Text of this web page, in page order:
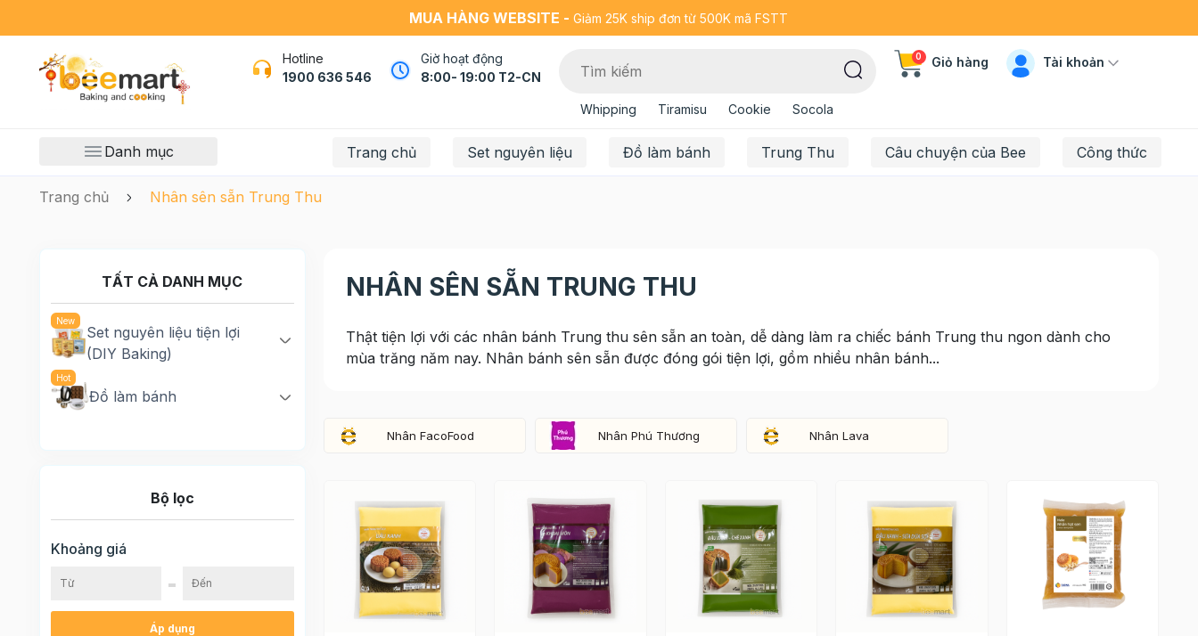
MUA HÀNG WEBSITE - Giảm 25K ship đơn từ 500K mã FSTT
Hotline
1900 636 546
Giờ hoạt động
8:00- 19:00 T2-CN
Whipping Tiramisu Cookie Socola
0 Giỏ hàng Tài khoản
Danh mục Trang chủ Set nguyên liệu Đồ làm bánh Trung Thu Câu chuyện của Bee Công thức
Trang chủ Nhân sên sẵn Trung Thu
TẤT CẢ DANH MỤC
Set nguyên liệu tiện lợi
(DIY Baking)
Đồ làm bánh
Bộ lọc
Khoảng giá
Áp dụng
NHÂN SÊN SẴN TRUNG THU
Thật tiện lợi với các nhân bánh Trung thu sên sẵn an toàn, dễ dàng làm ra chiếc bánh Trung thu ngon dành cho
mùa trăng năm nay. Nhân bánh sên sẵn được đóng gói tiện lợi, gồm nhiều nhân bánh...
Nhân FacoFood Nhân Phú Thương Nhân Lava